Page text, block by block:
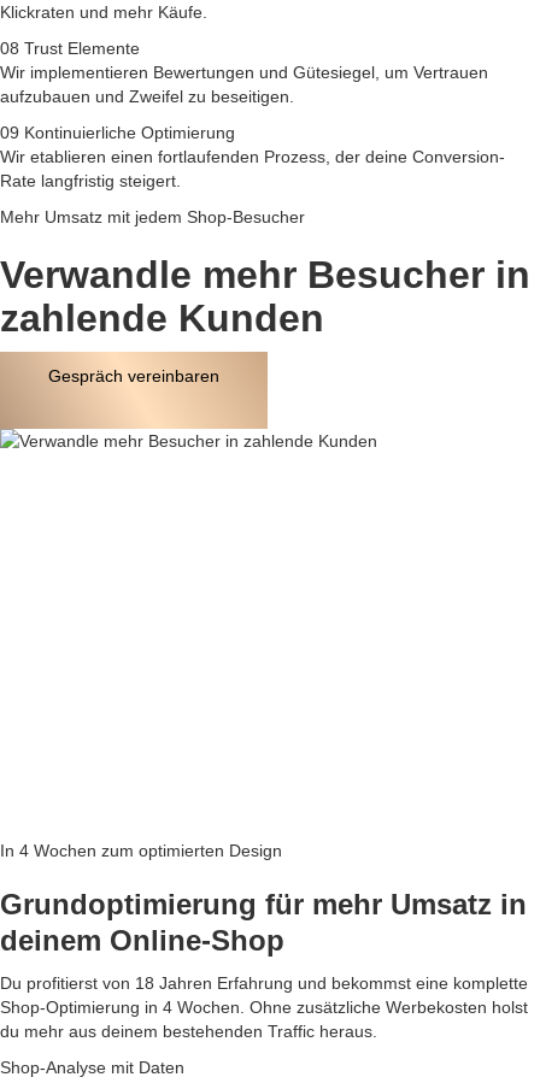
Klickraten und mehr Käufe.
08 Trust Elemente
Wir implementieren Bewertungen und Gütesiegel, um Vertrauen
aufzubauen und Zweifel zu beseitigen.
09 Kontinuierliche Optimierung
Wir etablieren einen fortlaufenden Prozess, der deine Conversion-
Rate langfristig steigert.
Mehr Umsatz mit jedem Shop-Besucher
Verwandle mehr Besucher in
zahlende Kunden
Gespräch vereinbaren
In 4 Wochen zum optimierten Design
Grundoptimierung für mehr Umsatz in
deinem Online-Shop
Du profitierst von 18 Jahren Erfahrung und bekommst eine komplette
Shop-Optimierung in 4 Wochen. Ohne zusätzliche Werbekosten holst
du mehr aus deinem bestehenden Traffic heraus.
Shop-Analyse mit Daten